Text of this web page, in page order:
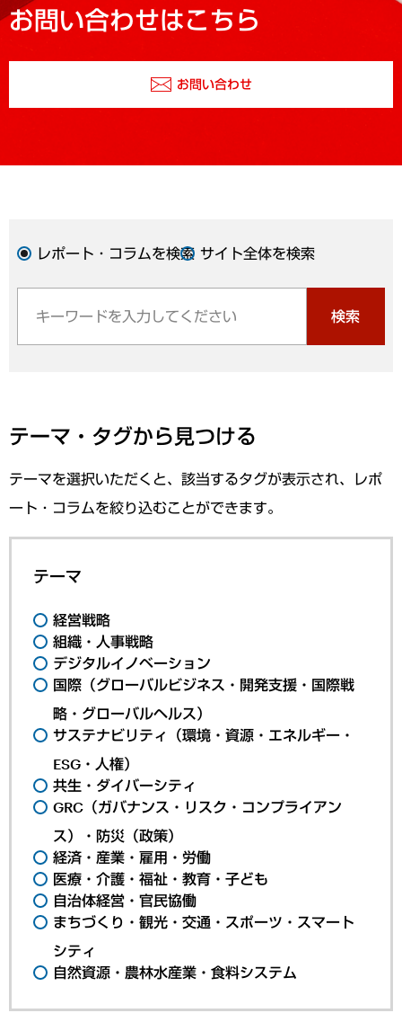
お問い合わせはこちら
お問い合わせ
レポート・コラムを検索 サイト全体を検索
検索
テーマ・タグから見つける
テーマを選択いただくと、該当するタグが表示され、レポ
ート・コラムを絞り込むことができます。
テーマ
経営戦略
組織・人事戦略
デジタルイノベーション
国際（グローバルビジネス・開発支援・国際戦
略・グローバルヘルス）
サステナビリティ（環境・資源・エネルギー・
ESG・人権）
共生・ダイバーシティ
GRC（ガバナンス・リスク・コンプライアン
ス）・防災（政策）
経済・産業・雇用・労働
医療・介護・福祉・教育・子ども
自治体経営・官民協働
まちづくり・観光・交通・スポーツ・スマート
シティ
自然資源・農林水産業・食料システム